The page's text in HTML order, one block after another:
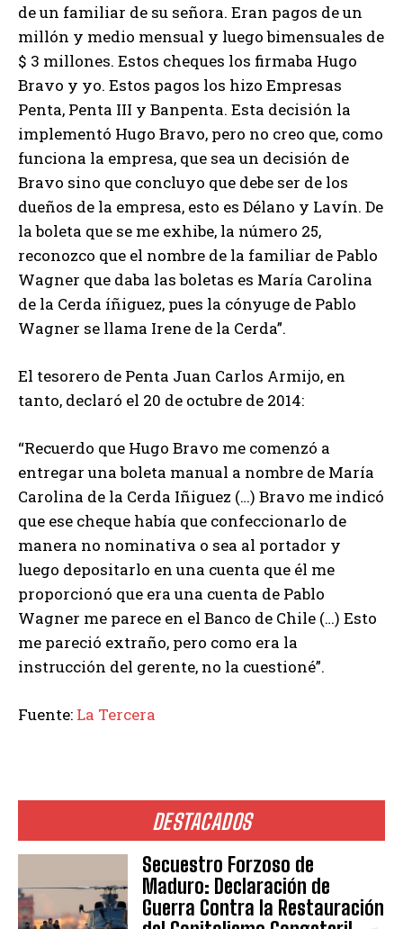
DESTACADOS
Secuestro Forzoso de
Maduro: Declaración de
Guerra Contra la Restauración
de un familiar de su señora. Eran pagos de un
millón y medio mensual y luego bimensuales de
$ 3 millones. Estos cheques los firmaba Hugo
Bravo y yo. Estos pagos los hizo Empresas
Penta, Penta III y Banpenta. Esta decisión la
implementó Hugo Bravo, pero no creo que, como
funciona la empresa, que sea un decisión de
Bravo sino que concluyo que debe ser de los
dueños de la empresa, esto es Délano y Lavín. De
la boleta que se me exhibe, la número 25,
reconozco que el nombre de la familiar de Pablo
Wagner que daba las boletas es María Carolina
de la Cerda íñiguez, pues la cónyuge de Pablo
Wagner se llama Irene de la Cerda”.
El tesorero de Penta Juan Carlos Armijo, en
tanto, declaró el 20 de octubre de 2014:
“Recuerdo que Hugo Bravo me comenzó a
entregar una boleta manual a nombre de María
Carolina de la Cerda Iñiguez (…) Bravo me indicó
que ese cheque había que confeccionarlo de
manera no nominativa o sea al portador y
luego depositarlo en una cuenta que él me
proporcionó que era una cuenta de Pablo
Wagner me parece en el Banco de Chile (…) Esto
me pareció extraño, pero como era la
instrucción del gerente, no la cuestioné”.
Fuente: La Tercera